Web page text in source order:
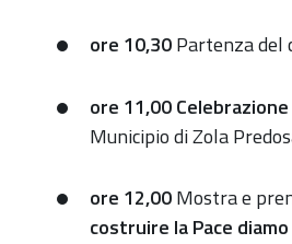
|
aprile:
Festa
Liberazione
nazionale
ore 10,30Partenza del
ore 11,00
Municipio di Zola
ore 12,00Mostra e
costruire la Pace